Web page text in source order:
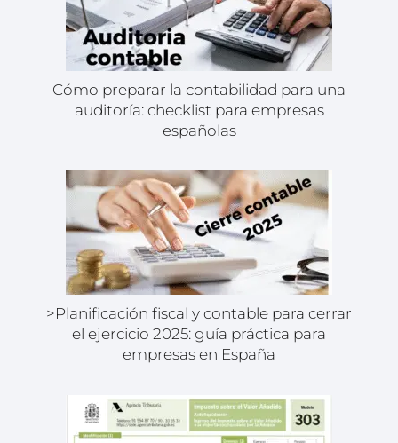
Cómo preparar la contabilidad para una
auditoría: checklist para empresas
españolas
>Planificación fiscal y contable para cerrar
el ejercicio 2025: guía práctica para
empresas en España